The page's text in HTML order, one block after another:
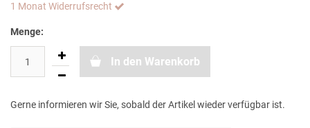
1 Monat Widerrufsrecht
Menge:
In den Warenkorb
Gerne informieren wir Sie, sobald der Artikel wieder verfügbar ist.